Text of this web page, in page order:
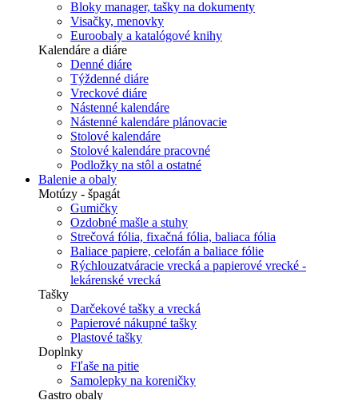
Bloky manager, tašky na dokumenty
Visačky, menovky
Euroobaly a katalógové knihy
Kalendáre a diáre
Denné diáre
Týždenné diáre
Vreckové diáre
Nástenné kalendáre
Nástenné kalendáre plánovacie
Stolové kalendáre
Stolové kalendáre pracovné
Podložky na stôl a ostatné
Balenie a obaly
Motúzy - špagát
Gumičky
Ozdobné mašle a stuhy
Strečová fólia, fixačná fólia, baliaca fólia
Baliace papiere, celofán a baliace fólie
Rýchlouzatváracie vrecká a papierové vrecké -
lekárenské vrecká
Tašky
Darčekové tašky a vrecká
Papierové nákupné tašky
Plastové tašky
Doplnky
Fľaše na pitie
Samolepky na koreničky
Gastro obaly